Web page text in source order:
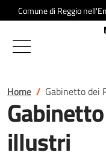
Salta al contenuto
Comune di Reggio
Home Gabinetto dei
illustri